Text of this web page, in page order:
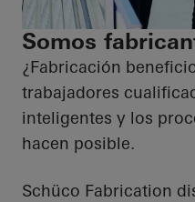
Somos
¿Fabricación
trabajadores
inteligentes y los
hacen posible.
Schüco Fabrication